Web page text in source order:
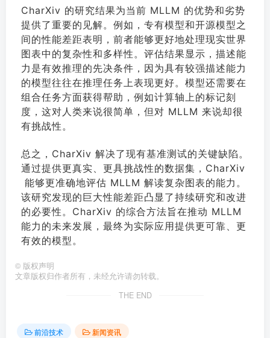
CharXiv 的研究结果为当前 MLLM 的优势和劣势
提供了重要的见解。例如，专有模型和开源模型之
间的性能差距表明，前者能够更好地处理现实世界
图表中的复杂性和多样性。评估结果显示，描述能
力是有效推理的先决条件，因为具有较强描述能力
的模型往往在推理任务上表现更好。模型还需要在
组合任务方面获得帮助，例如计算轴上的标记刻
度，这对人类来说很简单，但对 MLLM 来说却很
有挑战性。
总之，CharXiv 解决了现有基准测试的关键缺陷。
通过提供更真实、更具挑战性的数据集，CharXiv
能够更准确地评估 MLLM 解读复杂图表的能力。
该研究发现的巨大性能差距凸显了持续研究和改进
的必要性。CharXiv 的综合方法旨在推动 MLLM
能力的未来发展，最终为实际应用提供更可靠、更
有效的模型。
© 版权声明
文章版权归作者所有，未经允许请勿转载。
THE END
前沿技术 新闻资讯